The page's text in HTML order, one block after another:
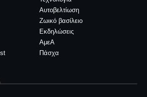
Αυτοβελτίωση
Ζωικό βασίλειο
Εκδηλώσεις
ΑμεΑ
Πάσχα